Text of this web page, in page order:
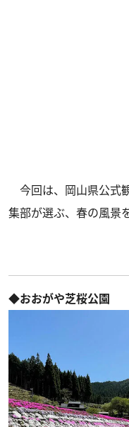
今回は、岡山県公式
集部が選ぶ、春の風景
◆おおがや芝桜公園